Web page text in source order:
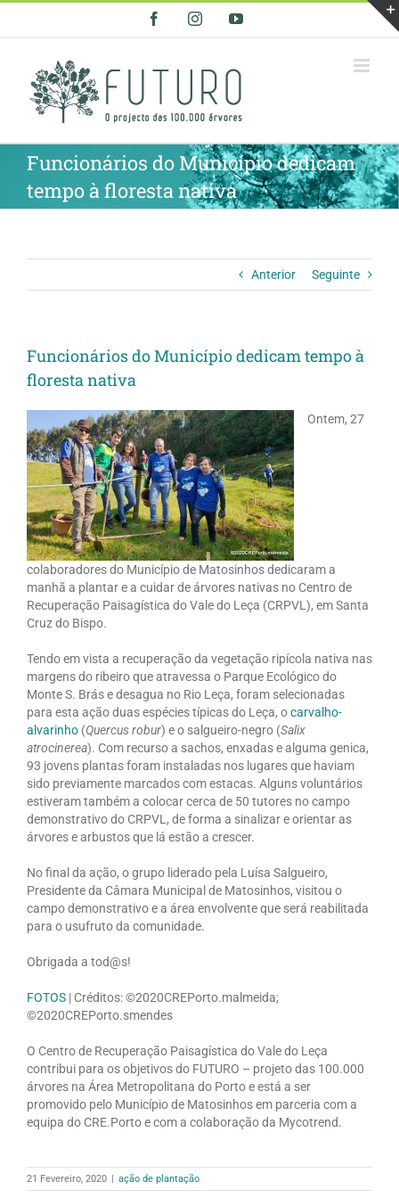
FacebookInstagramYouTube
Funcionários do Município dedicam
tempo à floresta nativa
Anterior Seguinte
Funcionários do Município dedicam tempo à
floresta nativa
Ontem, 27
colaboradores do Município de Matosinhos dedicaram a
manhã a plantar e a cuidar de árvores nativas no Centro de
Recuperação Paisagística do Vale do Leça (CRPVL), em Santa
Cruz do Bispo.
Tendo em vista a recuperação da vegetação ripícola nativa nas
margens do ribeiro que atravessa o Parque Ecológico do
Monte S. Brás e desagua no Rio Leça, foram selecionadas
para esta ação duas espécies típicas do Leça, ocarvalho-
alvarinho (Quercus robur) e o salgueiro-negro (Salix
atrocinerea). Com recurso a sachos, enxadas e alguma genica,
93 jovens plantas foram instaladas nos lugares que haviam
sido previamente marcados com estacas. Alguns voluntários
estiveram também a colocar cerca de 50 tutores no campo
demonstrativo do CRPVL, de forma a sinalizar e orientar as
árvores e arbustos que lá estão a crescer.
No final da ação, o grupo liderado pela Luísa Salgueiro,
Presidente da Câmara Municipal de Matosinhos, visitou o
campo demonstrativo e a área envolvente que será reabilitada
para o usufruto da comunidade.
Obrigada a tod@s!
FOTOS | Créditos: ©2020CREPorto.malmeida;
©2020CREPorto.smendes
O Centro de Recuperação Paisagística do Vale do Leça
contribui para os objetivos do FUTURO – projeto das 100.000
árvores na Área Metropolitana do Porto e está a ser
promovido pelo Município de Matosinhos em parceria com a
equipa do CRE.Porto e com a colaboração da Mycotrend.
21 Fevereiro, 2020 | ação de plantação